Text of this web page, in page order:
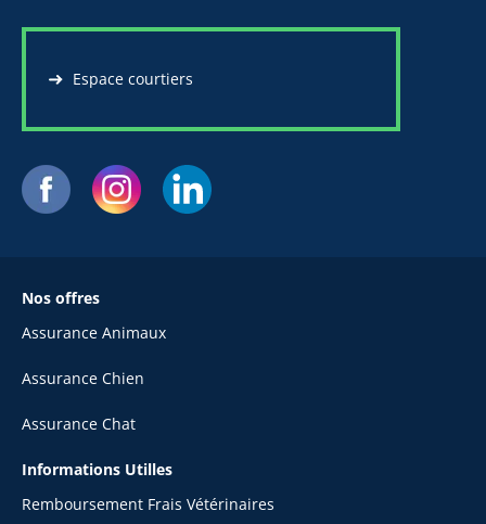
Espace courtiers
Nos offres
Assurance Animaux
Assurance Chien
Assurance Chat
Informations Utilles
Remboursement Frais Vétérinaires